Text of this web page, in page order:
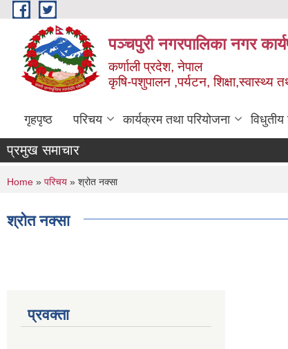
Skip to main content
पञ्चपुरी नगरपालिका नगर
कर्णाली प्रदेश, नेपाल
कृषि-पशुपालन ,पर्यटन, शिक्षा,स्वास्थ्य
गृहपृष्ठ परिचय कार्यक्रम तथा परियोजना
प्रमुख समाचार
You are here
Home » परिचय » श्रोत नक्सा
श्रोत नक्सा
प्रवक्ता